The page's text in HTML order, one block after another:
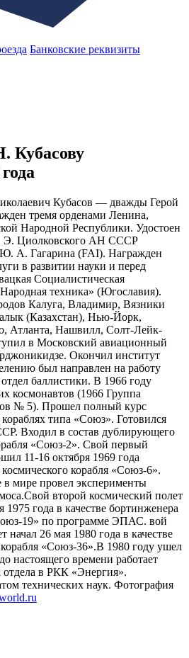
Банковские реквизиты
Кубасову
Кубасов — дважды Герой
тремя орденами Ленина,
Народной Республики. Удостоен
Э. Циолковского АН СССР
А. Гагарина (FAI). Награжден
в развитии науки и перед
Социалистическая
техника» (Югославия).
Калуга, Владимир, Вязники
(Казахстан), Нью-Йорк,
Атланта, Нашвилл, Солт-Лейк-
в Московский авиационный
Окончил институт
был направлен на работу
баллистики. В 1966 году
космонавтов (1966 Группа
№ 5). Прошел полный курс
типа «Союз». Готовился
Входил в состав дублирующего
«Союз-2». Свой первый
11-16 октября 1969 года
корабля «Союз-6».
мире провел эксперименты
второй космический полет
года в качестве бортинженера
19» по программе ЭПАС. вой
начал 26 мая 1980 года в качестве
«Союз-36».В 1980 году ушел
настоящего времени работает
отдела в РКК «Энергия».
технических наук. Фотография